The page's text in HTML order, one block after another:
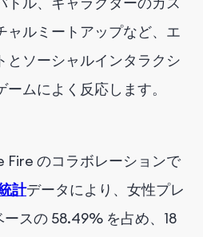
ャルミートアップなど、エ
とソーシャルインタラクシ
ームによく反応します。
Fire のコラボレーションで
計データにより、女性プレ
スの 58.49% を占め、18